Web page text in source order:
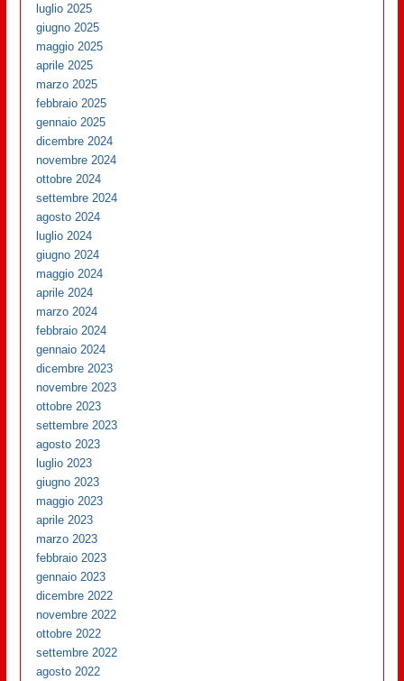
luglio 2025
giugno 2025
maggio 2025
aprile 2025
marzo 2025
febbraio 2025
gennaio 2025
dicembre 2024
novembre 2024
ottobre 2024
settembre 2024
agosto 2024
luglio 2024
giugno 2024
maggio 2024
aprile 2024
marzo 2024
febbraio 2024
gennaio 2024
dicembre 2023
novembre 2023
ottobre 2023
settembre 2023
agosto 2023
luglio 2023
giugno 2023
maggio 2023
aprile 2023
marzo 2023
febbraio 2023
gennaio 2023
dicembre 2022
novembre 2022
ottobre 2022
settembre 2022
agosto 2022